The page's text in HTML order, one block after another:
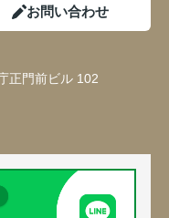
お問い合わせ
正門前ビル 102